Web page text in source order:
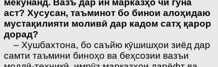
мекунанд. Вазъ дар ин марказҳо чӣ гуна
аст? Хусусан, таъминот бо бинои алоҳидаю
мустақилияти моливӣ дар кадом сатҳ қарор
дорад?
– Хушбахтона, бо саъйю кӯшишҳои зиёд дар
самти таъмини биноҳо ва беҳсозии вазъи